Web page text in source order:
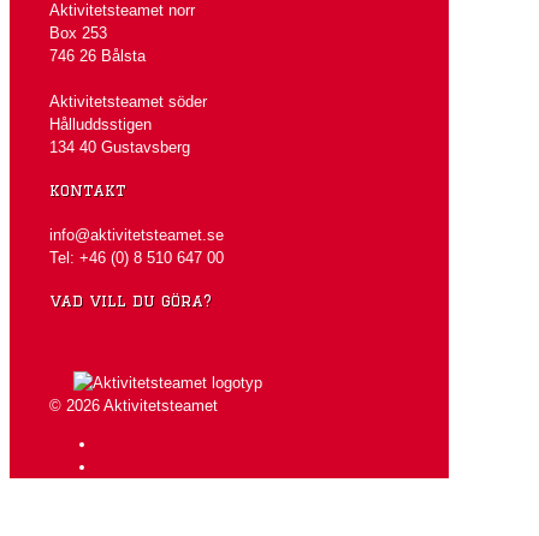
Aktivitetsteamet norr
Box 253
746 26 Bålsta
Aktivitetsteamet söder
Hålluddsstigen
134 40 Gustavsberg
kontakt
info@aktivitetsteamet.se
Tel: +46 (0) 8 510 647 00
vad vill du göra?
© 2026 Aktivitetsteamet